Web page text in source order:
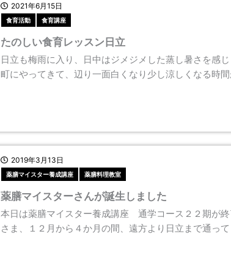
2021年6月15日
食育活動 食育講座
たのしい食育レッスン日立
日立も梅雨に入り、日中はジメジメした蒸し暑さを感
町にやってきて、辺り一面白くなり少し涼しくなる時
2019年3月13日
薬膳マイスター養成講座 薬膳料理教室
薬膳マイスターさんが誕生しました
本日は薬膳マイスター養成講座 通学コース２２期が
さま、１２月から４か月の間、遠方より日立まで通っ